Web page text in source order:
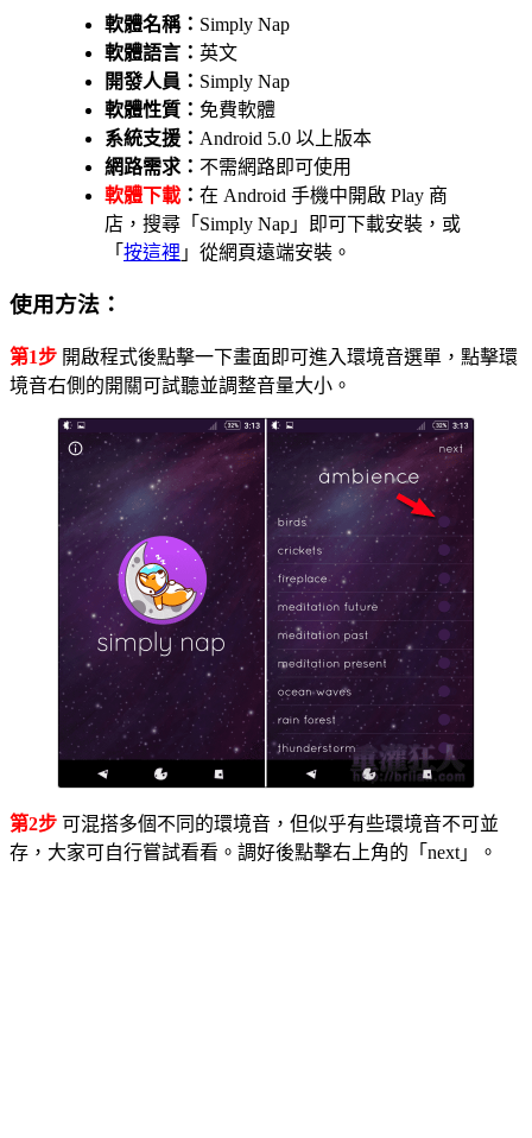
軟體名稱： Simply Nap
軟體語言： 英文
開發人員： Simply Nap
軟體性質： 免費軟體
系統支援： Android 5.0 以上版本
網路需求： 不需網路即可使用
軟體下載 ： 在 Android 手機中開啟 Play 商
店，搜尋「Simply Nap」即可下載安裝，或
「 按這裡 」從網頁遠端安裝。
使用方法：
第1步 開啟程式後點擊一下畫面即可進入環境音選單，點擊環
境音右側的開關可試聽並調整音量大小。
第2步 可混搭多個不同的環境音，但似乎有些環境音不可並
存，大家可自行嘗試看看。調好後點擊右上角的「next」。